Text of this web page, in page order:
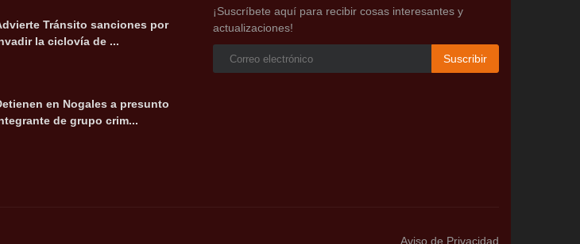
Tránsito sanciones por
la ciclovía de ...
en Nogales a presunto
de grupo crim...
¡Suscríbete aquí para recibir cosas interesantes y
actualizaciones!
Suscribir
Aviso de Privacidad